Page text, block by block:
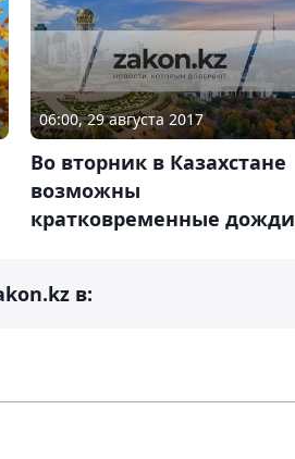
06:00, 29 августа 2017
Во вторник в Казахстане
возможны
кратковременные дожди
в: